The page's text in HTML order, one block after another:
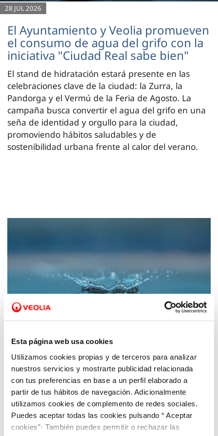
Esta página web usa cookies
Utilizamos cookies propias y de terceros para analizar
nuestros servicios y mostrarte publicidad relacionada
con tus preferencias en base a un perfil elaborado a
partir de tus hábitos de navegación. Adicionalmente
utilizamos cookies de complemento de redes sociales.
Puedes aceptar todas las cookies pulsando “ Aceptar
cookies”· También puedes permitir o rechazar las
28 JUL 2026
El Ayuntamiento y Veolia promueven
el consumo de agua del grifo con la
iniciativa "Ciudad Real sabe bien"
El stand de hidratación estará presente en las
celebraciones clave de la ciudad: la Zurra, la
Pandorga y el Vermú de la Feria de Agosto. La
campaña busca convertir el agua del grifo en una
seña de identidad y orgullo para la ciudad,
promoviendo hábitos saludables y de
sostenibilidad urbana frente al calor del verano.
09 MAR 2020
Aquona aplaza la resolución del programa
'Agua, Salud e Infancia'